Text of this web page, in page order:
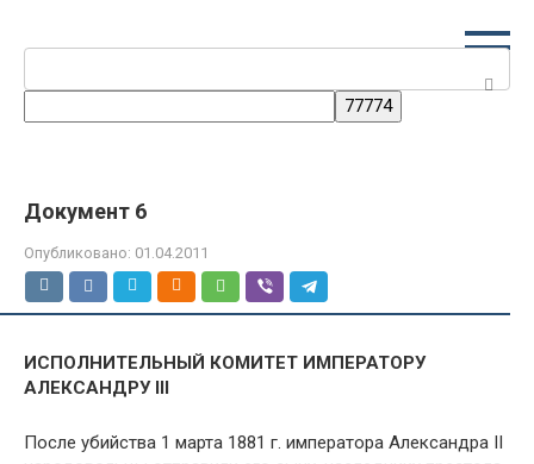
Документ 6
Опубликовано: 01.04.2011
ИСПОЛНИТЕЛЬНЫЙ КОМИТЕТ ИМПЕРАТОРУ
АЛЕКСАНДРУ III
После убийства 1 марта 1881 г. императора Александра II